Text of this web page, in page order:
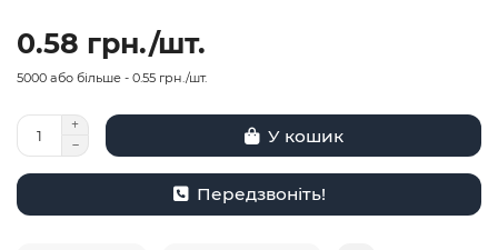
0.58 грн./шт.
5000 або більше - 0.55 грн./шт.
У кошик
Передзвоніть!